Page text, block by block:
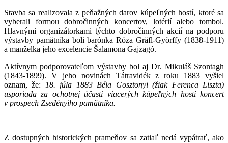
Stavba sa realizovala z peňažných darov kúpeľných hostí, ktoré sa
vyberali formou dobročinných koncertov, lotérií alebo tombol.
Hlavnými organizátorkami týchto dobročinných akcií na podporu
výstavby pamätníka boli barónka Róza Gräfl-Györffy (1838-1911)
a manželka jeho excelencie Šalamona Gajzagó.
Aktívnym podporovateľom výstavby bol aj Dr. Mikuláš Szontagh
(1843-1899). V jeho novinách Tátravidék z roku 1883 vyšiel
oznam, že: 18. júla 1883 Béla Gosztonyi (žiak Ferenca Liszta)
usporiada za ochotnej účasti viacerých kúpeľných hostí koncert
v prospech Zsedényiho pamätníka.
Z dostupných historických prameňov sa zatiaľ nedá vypátrať, ako